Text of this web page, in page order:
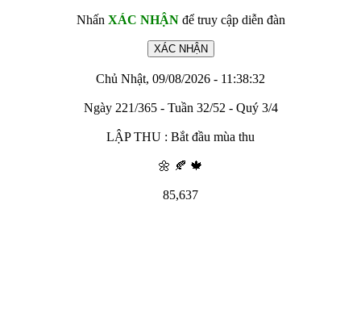
Nhấn XÁC NHẬNđể truy cập diễn đàn
Chủ Nhật, 09/08/2026 - 11:38:32
Ngày 221/365 - Tuần 32/52 - Quý 3/4
LẬP THU : Bắt đầu mùa thu
🌼 🍂 🍁
85,637